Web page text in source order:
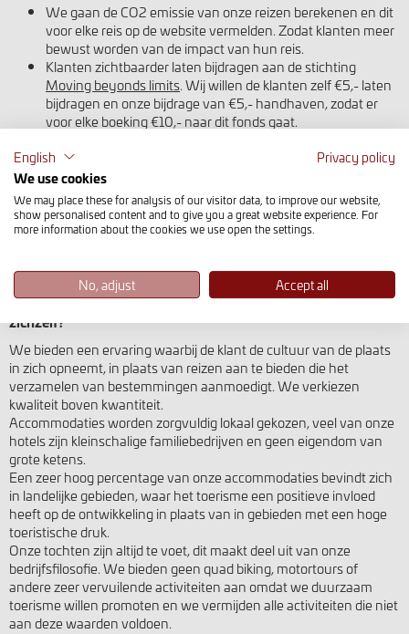
We gaan de CO2 emissie van onze reizen berekenen en dit
voor elke reis op de website vermelden. Zodat klanten meer
bewust worden van de impact van hun reis.
Klanten zichtbaarder laten bijdragen aan de stichting
Moving beyonds limits. Wij willen de klanten zelf €5,- laten
bijdragen en onze bijdrage van €5,- handhaven, zodat er
voor elke boeking €10,- naar dit fonds gaat.
Onze duurzaamheidsmissie is om de positieve impact van onze
reizen te maximaliseren, de negatieve impact te minimaliseren en
te compenseren, zowel op het vlak van intern kantoorbeheer,
logistiek van onze reizen, leveranciersselectie en de sensibilisering
van onze klanten, door meeslepende en inspirerende reizen aan
te bieden op een verantwoorde duurzame manier, die de waarde
immaterieel erfgoed promoot.
Waarom zijn de tours van CountyHike duurzaam van
zichzelf?
We bieden een ervaring waarbij de klant de cultuur van de plaats
in zich opneemt, in plaats van reizen aan te bieden die het
verzamelen van bestemmingen aanmoedigt. We verkiezen
kwaliteit boven kwantiteit.
Accommodaties worden zorgvuldig lokaal gekozen, veel van onze
hotels zijn kleinschalige familiebedrijven en geen eigendom van
grote ketens.
Een zeer hoog percentage van onze accommodaties bevindt zich
in landelijke gebieden, waar het toerisme een positieve invloed
heeft op de ontwikkeling in plaats van in gebieden met een hoge
toeristische druk.
Onze tochten zijn altijd te voet, dit maakt deel uit van onze
bedrijfsfilosofie. We bieden geen quad biking, motortours of
andere zeer vervuilende activiteiten aan omdat we duurzaam
toerisme willen promoten en we vermijden alle activiteiten die niet
aan deze waarden voldoen.
English
Privacy policy
We use cookies
We may place these for analysis of our visitor data, to improve our website,
show personalised content and to give you a great website experience. For
more information about the cookies we use open the settings.
No, adjust Accept all